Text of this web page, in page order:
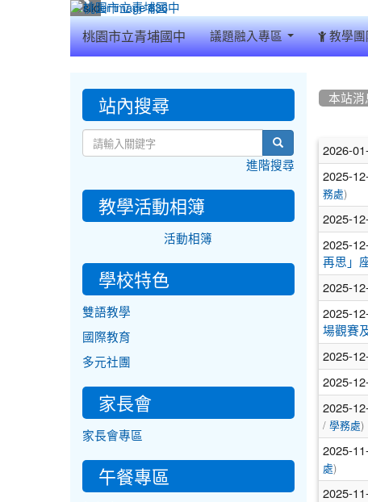
桃園市立青埔國中 議題融入專區 教學
本站消
文
章
列
表
2026-
2025-
務處)
2025-
2025-
再思」
2025-
2025-
場觀賽
2025-
2025-
2025-
/ 學務處)
2025-
處)
2025-
::: 站內搜尋
search
進階搜尋
教學活動相簿
活動相簿
學校特色
雙語教學
國際教育
多元社團
家長會
家長會專區
午餐專區